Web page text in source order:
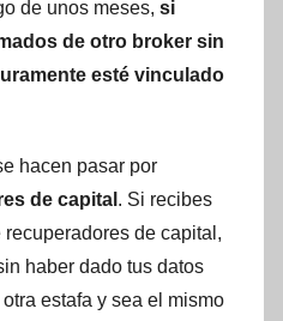
de unos meses, si
de otro broker sin
esté vinculado
hacen pasar por
de capital . Si recibes
de capital,
haber dado tus datos
estafa y sea el mismo